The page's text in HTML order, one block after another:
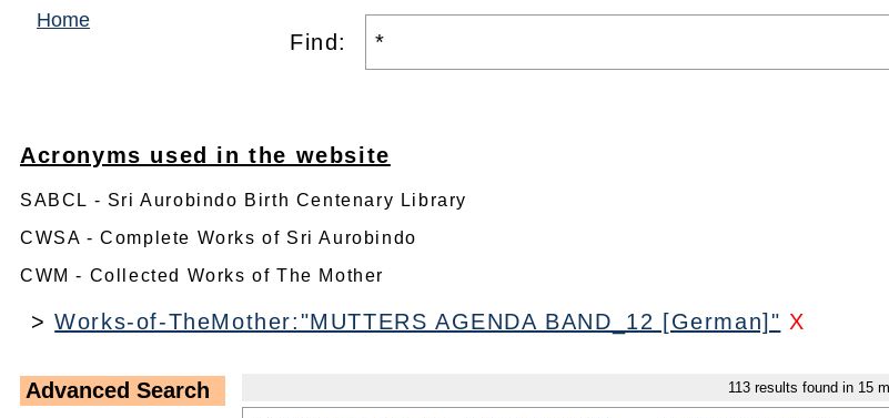
Home
Find:
Acronyms used in the website
SABCL - Sri Aurobindo Birth Centenary Library
CWSA - Complete Works of Sri Aurobindo
CWM - Collected Works of The Mother
>Works-of-TheMother:"MUTTERS AGENDA BAND_12 [German]" X
Advanced Search
113 results found in 15